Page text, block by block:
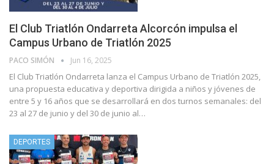
El Club Triatlón Ondarreta Alcorcón impulsa el
Campus Urbano de Triatlón 2025
PACO SIMÓN Jun 16, 2025
El Club Triatlón Ondarreta lanza el Campus Urbano de Triatlón 2025,
una propuesta educativa y deportiva dirigida a niños y jóvenes de
entre 5 y 16 años que se desarrollará en dos turnos semanales: del
23 al 27 de junio y del 30 de junio al…
DEPORTES